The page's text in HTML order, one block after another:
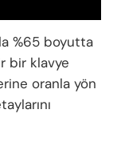
%65 boyutta
bir klavye
oranla yön